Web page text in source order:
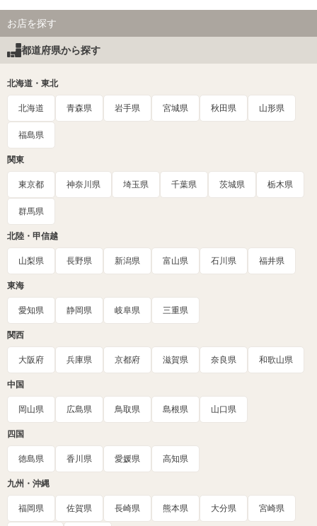
お店を探す
都道府県から探す
北海道・東北
北海道 青森県 岩手県 宮城県 秋田県 山形県
福島県
関東
東京都 神奈川県 埼玉県 千葉県 茨城県 栃木県
群馬県
北陸・甲信越
山梨県 長野県 新潟県 富山県 石川県 福井県
東海
愛知県 静岡県 岐阜県 三重県
関西
大阪府 兵庫県 京都府 滋賀県 奈良県 和歌山県
中国
岡山県 広島県 鳥取県 島根県 山口県
四国
徳島県 香川県 愛媛県 高知県
九州・沖縄
福岡県 佐賀県 長崎県 熊本県 大分県 宮崎県